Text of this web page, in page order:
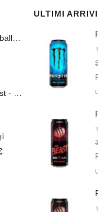
Ferrara Atomic Fireballs Cinnamon 1 Piece - 5 gr
Trident Tropical Twist - 26,6 gr
ULTIMI ARRIVI